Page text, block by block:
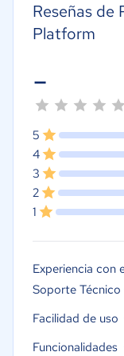
Reseñas de
Platform
-
5
4
3
2
1
Experiencia con
Soporte Técnico
Facilidad de uso
Funcionalidades